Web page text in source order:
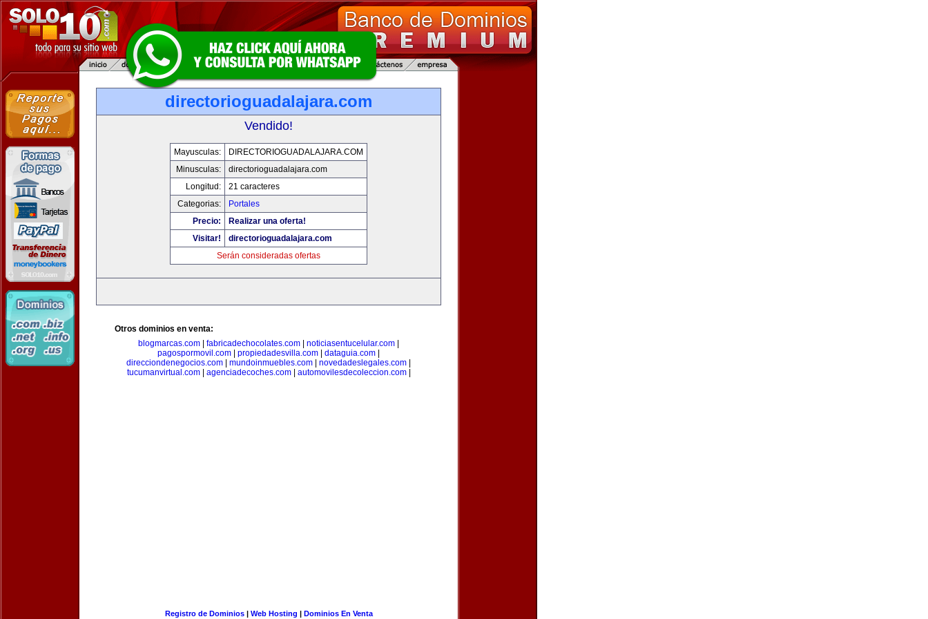
directorioguadalajara.com
Vendido!
Mayusculas:
DIRECTORIOGUADALAJARA.COM
Minusculas:
directorioguadalajara.com
Longitud:
21 caracteres
Categorias:
Portales
Precio:
Realizar una oferta!
Visitar!
directorioguadalajara.com
Serán consideradas ofertas
Otros dominios en venta:
blogmarcas.com
fabricadechocolates.com noticiasentucelular.com
pagospormovil.com
propiedadesvilla.com dataguia.com
direcciondenegocios.com
mundoinmuebles.com novedadeslegales.com
tucumanvirtual.com| agenciadecoches.com| automovilesdecoleccion.com|
Registro de Dominios| Web Hosting | Dominios En Venta